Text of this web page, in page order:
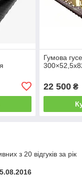
Гумова
22 500₴
з 20 відгуків за рік